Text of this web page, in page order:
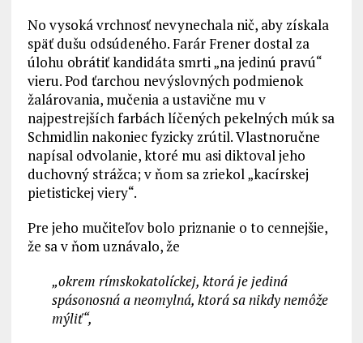
No vysoká vrchnosť nevynechala nič, aby získala
späť dušu odsúdeného. Farár Frener dostal za
úlohu obrátiť kandidáta smrti „na jedinú pravú“
vieru. Pod ťarchou nevýslovných podmienok
žalárovania, mučenia a ustavične mu v
najpestrejších farbách líčených pekelných múk sa
Schmidlin nakoniec fyzicky zrútil. Vlastnoručne
napísal odvolanie, ktoré mu asi diktoval jeho
duchovný strážca; v ňom sa zriekol „kacírskej
pietistickej viery“.
Pre jeho mučiteľov bolo priznanie o to cennejšie,
že sa v ňom uznávalo, že
„okrem rímskokatolíckej, ktorá je jediná
spásonosná a neomylná, ktorá sa nikdy nemôže
mýliť“,